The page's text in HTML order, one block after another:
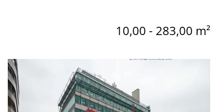
10,00 - 283,00 m²
Link zur Seite Büros im Business Center - 1060 Wien zu